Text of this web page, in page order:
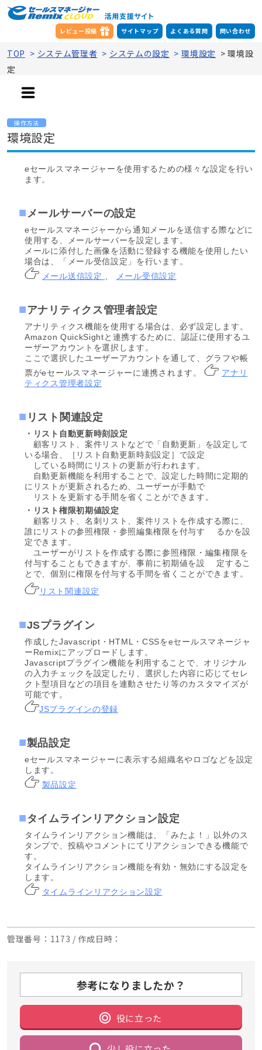
レビュー投稿 サイトマップ よくある質問 問い合わせ
TOP > システム管理者 > システムの設定 > 環境設定 > 環境設
定
操作方法
環境設定
eセールスマネージャーを使用するための様々な設定を行い
ます。
メールサーバーの設定
eセールスマネージャーから通知メールを送信する際などに
使用する、メールサーバーを設定します。
メールに添付した画像を活動に登録する機能を使用したい
場合は、「メール受信設定」を行います。
メール送信設定
メール受信設定
アナリティクス管理者設定
アナリティクス機能を使用する場合は、必ず設定します。
Amazon QuickSightと連携するために、認証に使用するユ
ーザーアカウントを選択します。
ここで選択したユーザーアカウントを通して、グラフや帳
票がeセールスマネージャーに連携されます。
アナリ
ティクス管理者設定
リスト関連設定
・リスト自動更新時刻設定
顧客リスト、案件リストなどで「自動更新」を設定して
いる場合、［リスト自動更新時刻設定］で設定
している時間にリストの更新が行われます。
自動更新機能を利用することで、設定した時間に定期的
にリストが更新されるため、ユーザーが手動で
リストを更新する手間を省くことができます。
・リスト権限初期値設定
顧客リスト、名刺リスト、案件リストを作成する際に、
誰にリストの参照権限・参照編集権限を付与す るかを設
定できます。
ユーザーがリストを作成する際に参照権限・編集権限を
付与することもできますが、事前に初期値を設 定するこ
とで、個別に権限を付与する手間を省くことができます。
リスト関連設定
JSプラグイン
作成したJavascript・HTML・CSSをeセールスマネージャ
ーRemixにアップロードします。
Javascriptプラグイン機能を利用することで、オリジナル
の入力チェックを設定したり、選択した内容に応じてセレ
クト型項目などの項目を連動させたり等のカスタマイズが
可能です。
JSプラグインの登録
製品設定
eセールスマネージャーに表示する組織名やロゴなどを設定
します。
製品設定
タイムラインリアクション設定
タイムラインリアクション機能は、「みたよ！」以外のス
タンプで、投稿やコメントにてリアクションできる機能で
す。
タイムラインリアクション機能を有効・無効にする設定を
します。
タイムラインリアクション設定
管理番号 ：1173 / 作成日時 ：
参考になりましたか？
役に立った